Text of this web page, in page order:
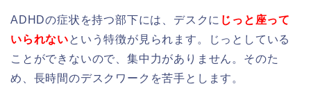
ADHDの症状を持つ部下には、デスクに じっと座って
いられないという特徴が見られます。じっとしている
ことができないので、集中力がありません。そのた
め、長時間のデスクワークを苦手とします。